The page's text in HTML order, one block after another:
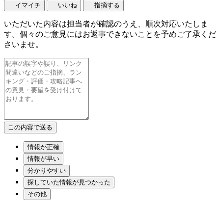
イマイチ いいね 指摘する
いただいた内容は担当者が確認のうえ、順次対応いたしま
す。個々のご意見にはお返事できないことを予めご了承くだ
さいませ。
情報が正確
情報が早い
分かりやすい
探していた情報が見つかった
その他